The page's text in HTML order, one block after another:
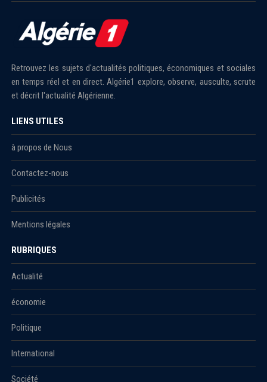
Retrouvez les sujets d'actualités politiques, économiques et sociales
en temps réel et en direct. Algérie1 explore, observe, ausculte, scrute
et décrit l'actualité Algérienne.
LIENS UTILES
à propos de Nous
Contactez-nous
Publicités
Mentions légales
RUBRIQUES
Actualité
économie
Politique
International
Société